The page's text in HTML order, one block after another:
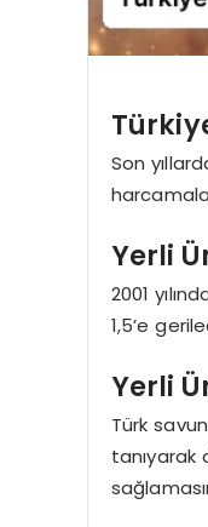
Son
Yerli
2001
1,5’e
Yerli
Türk
tanıyarak